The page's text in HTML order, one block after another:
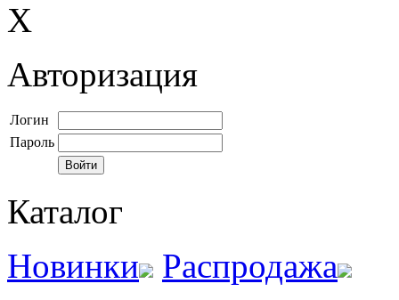
X
Авторизация
Логин
Пароль
Каталог
Новинки
Распродажа